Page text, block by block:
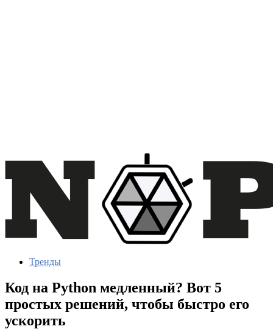
Тренды
Код на Python медленный? Вот 5
простых решений, чтобы быстро его
ускорить